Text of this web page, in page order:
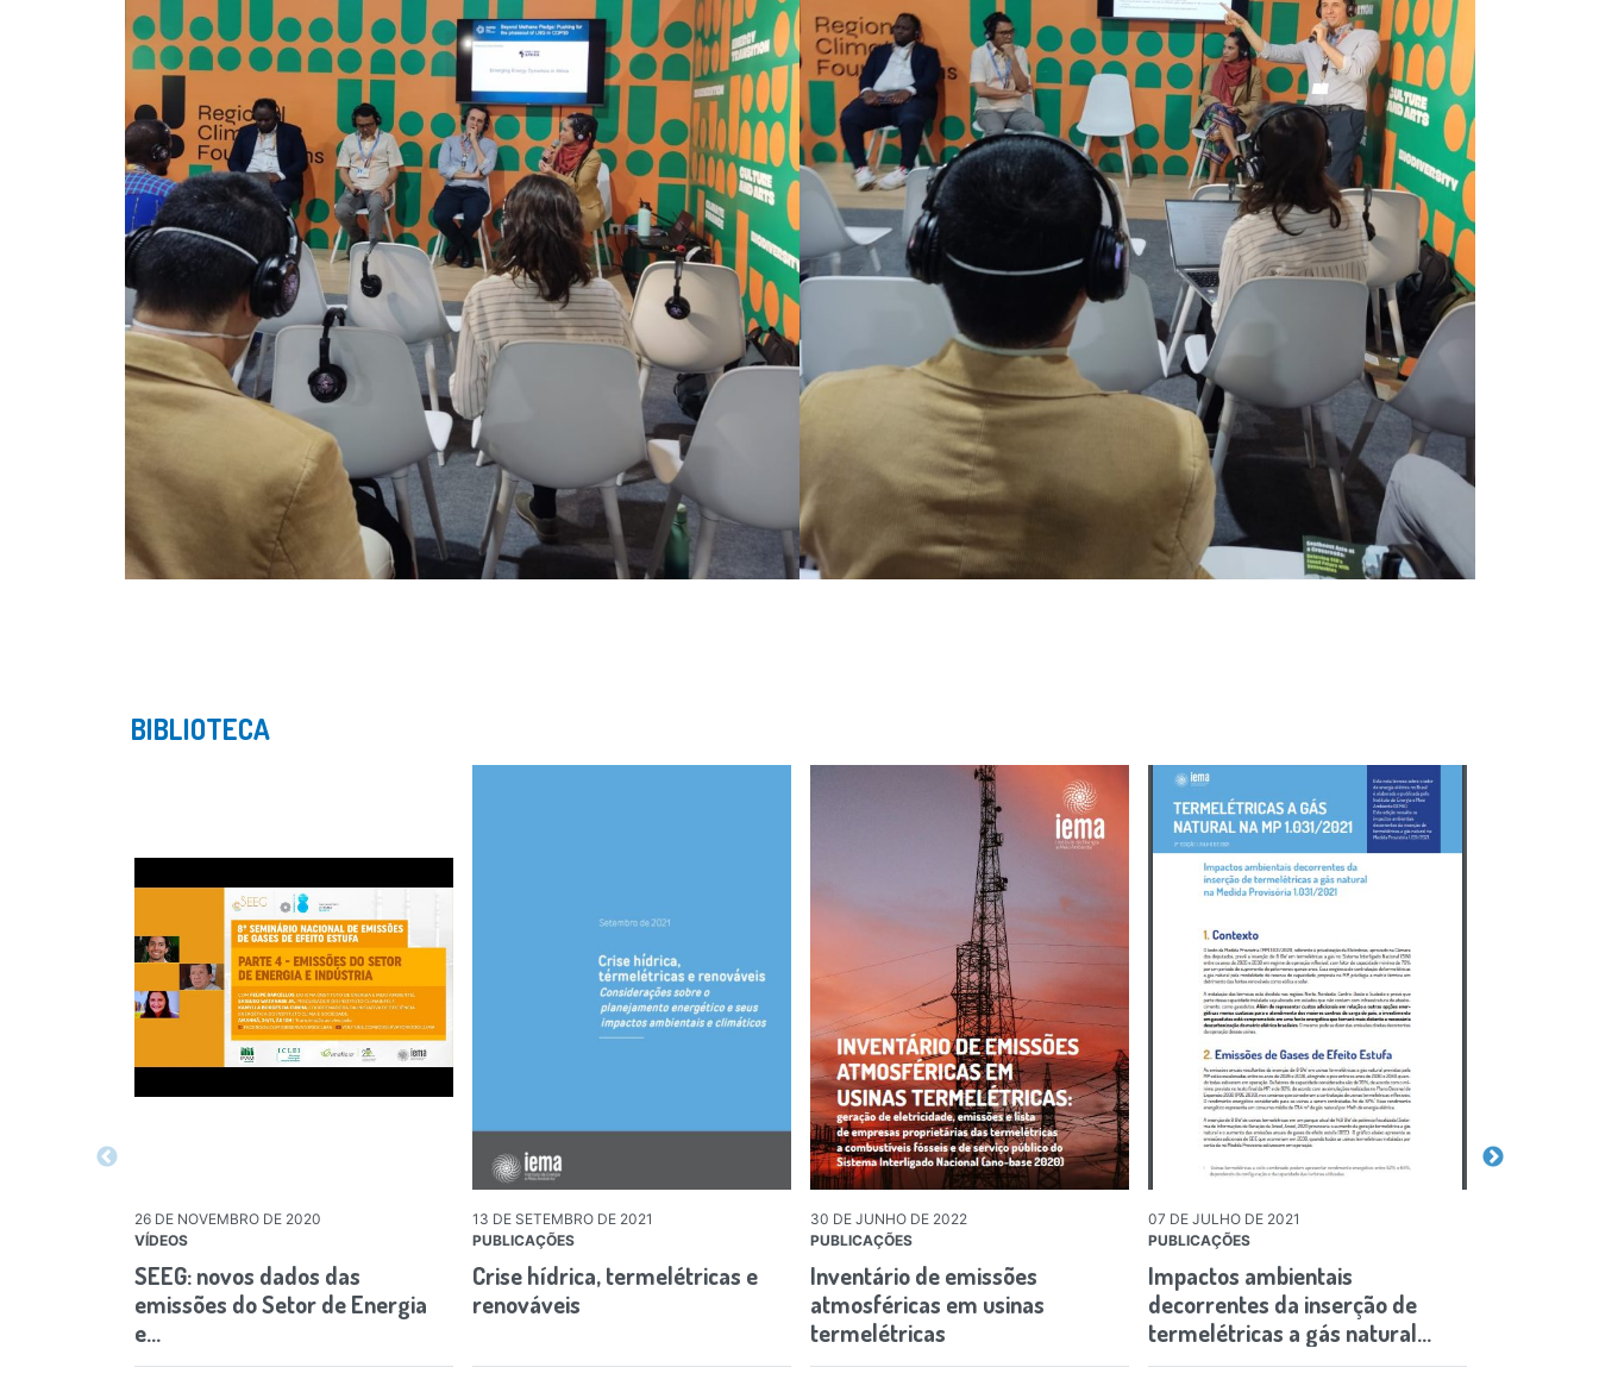
BIBLIOTECA
26 DE NOVEMBRO DE 2020
VÍDEOS
SEEG: novos dados das
emissões do Setor de Energia
e…
13 DE SETEMBRO DE 2021
PUBLICAÇÕES
Crise hídrica, termelétricas e
renováveis
30 DE JUNHO DE 2022
PUBLICAÇÕES
Inventário de emissões
atmosféricas em usinas
termelétricas
07 DE JULHO DE 2021
PUBLICAÇÕES
Impactos ambientais
decorrentes da inserção de
termelétricas a gás natural…